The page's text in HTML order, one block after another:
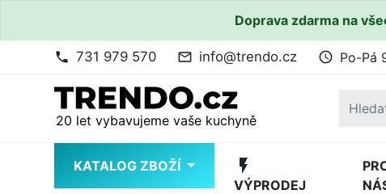
Doprava zdarma na
phone 731 979 570 mail_outline info@trendo.cz access_time Po-Pá
20 let vybavujeme vaše kuchyně
KATALOG ZBOŽÍ flash_on
VÝPRODEJ